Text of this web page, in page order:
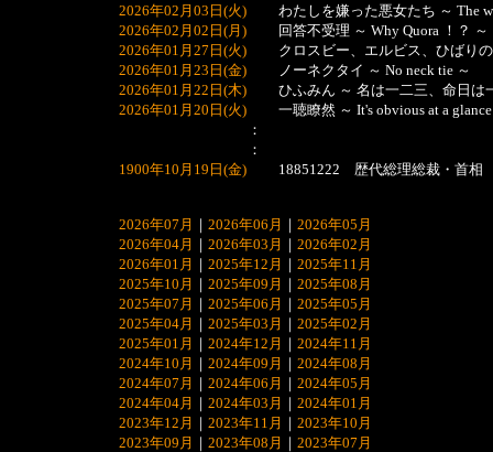
2026年02月03日(火)わたしを嫌った悪女たち ～ The
2026年02月02日(月)回答不受理 ～ Why Quora ！？ ～
2026年01月27日(火)クロスビー、エルビス、ひばりの
2026年01月23日(金)ノーネクタイ ～ No neck tie ～
2026年01月22日(木)ひふみん ～ 名は一二三、命日は
2026年01月20日(火)一聴瞭然 ～ It's obvious at a glance
：
：
1900年10月19日(金)18851222 歴代総理総裁・首相
2026年07月 ｜ 2026年06月 ｜ 2026年05月
2026年04月 ｜ 2026年03月 ｜ 2026年02月
2026年01月 ｜ 2025年12月 ｜ 2025年11月
2025年10月 ｜ 2025年09月 ｜ 2025年08月
2025年07月 ｜ 2025年06月 ｜ 2025年05月
2025年04月 ｜ 2025年03月 ｜ 2025年02月
2025年01月 ｜ 2024年12月 ｜ 2024年11月
2024年10月 ｜ 2024年09月 ｜ 2024年08月
2024年07月 ｜ 2024年06月 ｜ 2024年05月
2024年04月 ｜ 2024年03月 ｜ 2024年01月
2023年12月 ｜ 2023年11月 ｜ 2023年10月
2023年09月 ｜ 2023年08月 ｜ 2023年07月